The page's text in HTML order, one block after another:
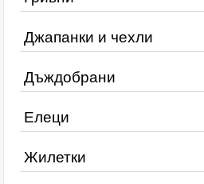
Джапанки и чехли
Дъждобрани
Елеци
Жилетки